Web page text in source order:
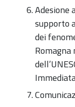
Adesione
supporto
dei